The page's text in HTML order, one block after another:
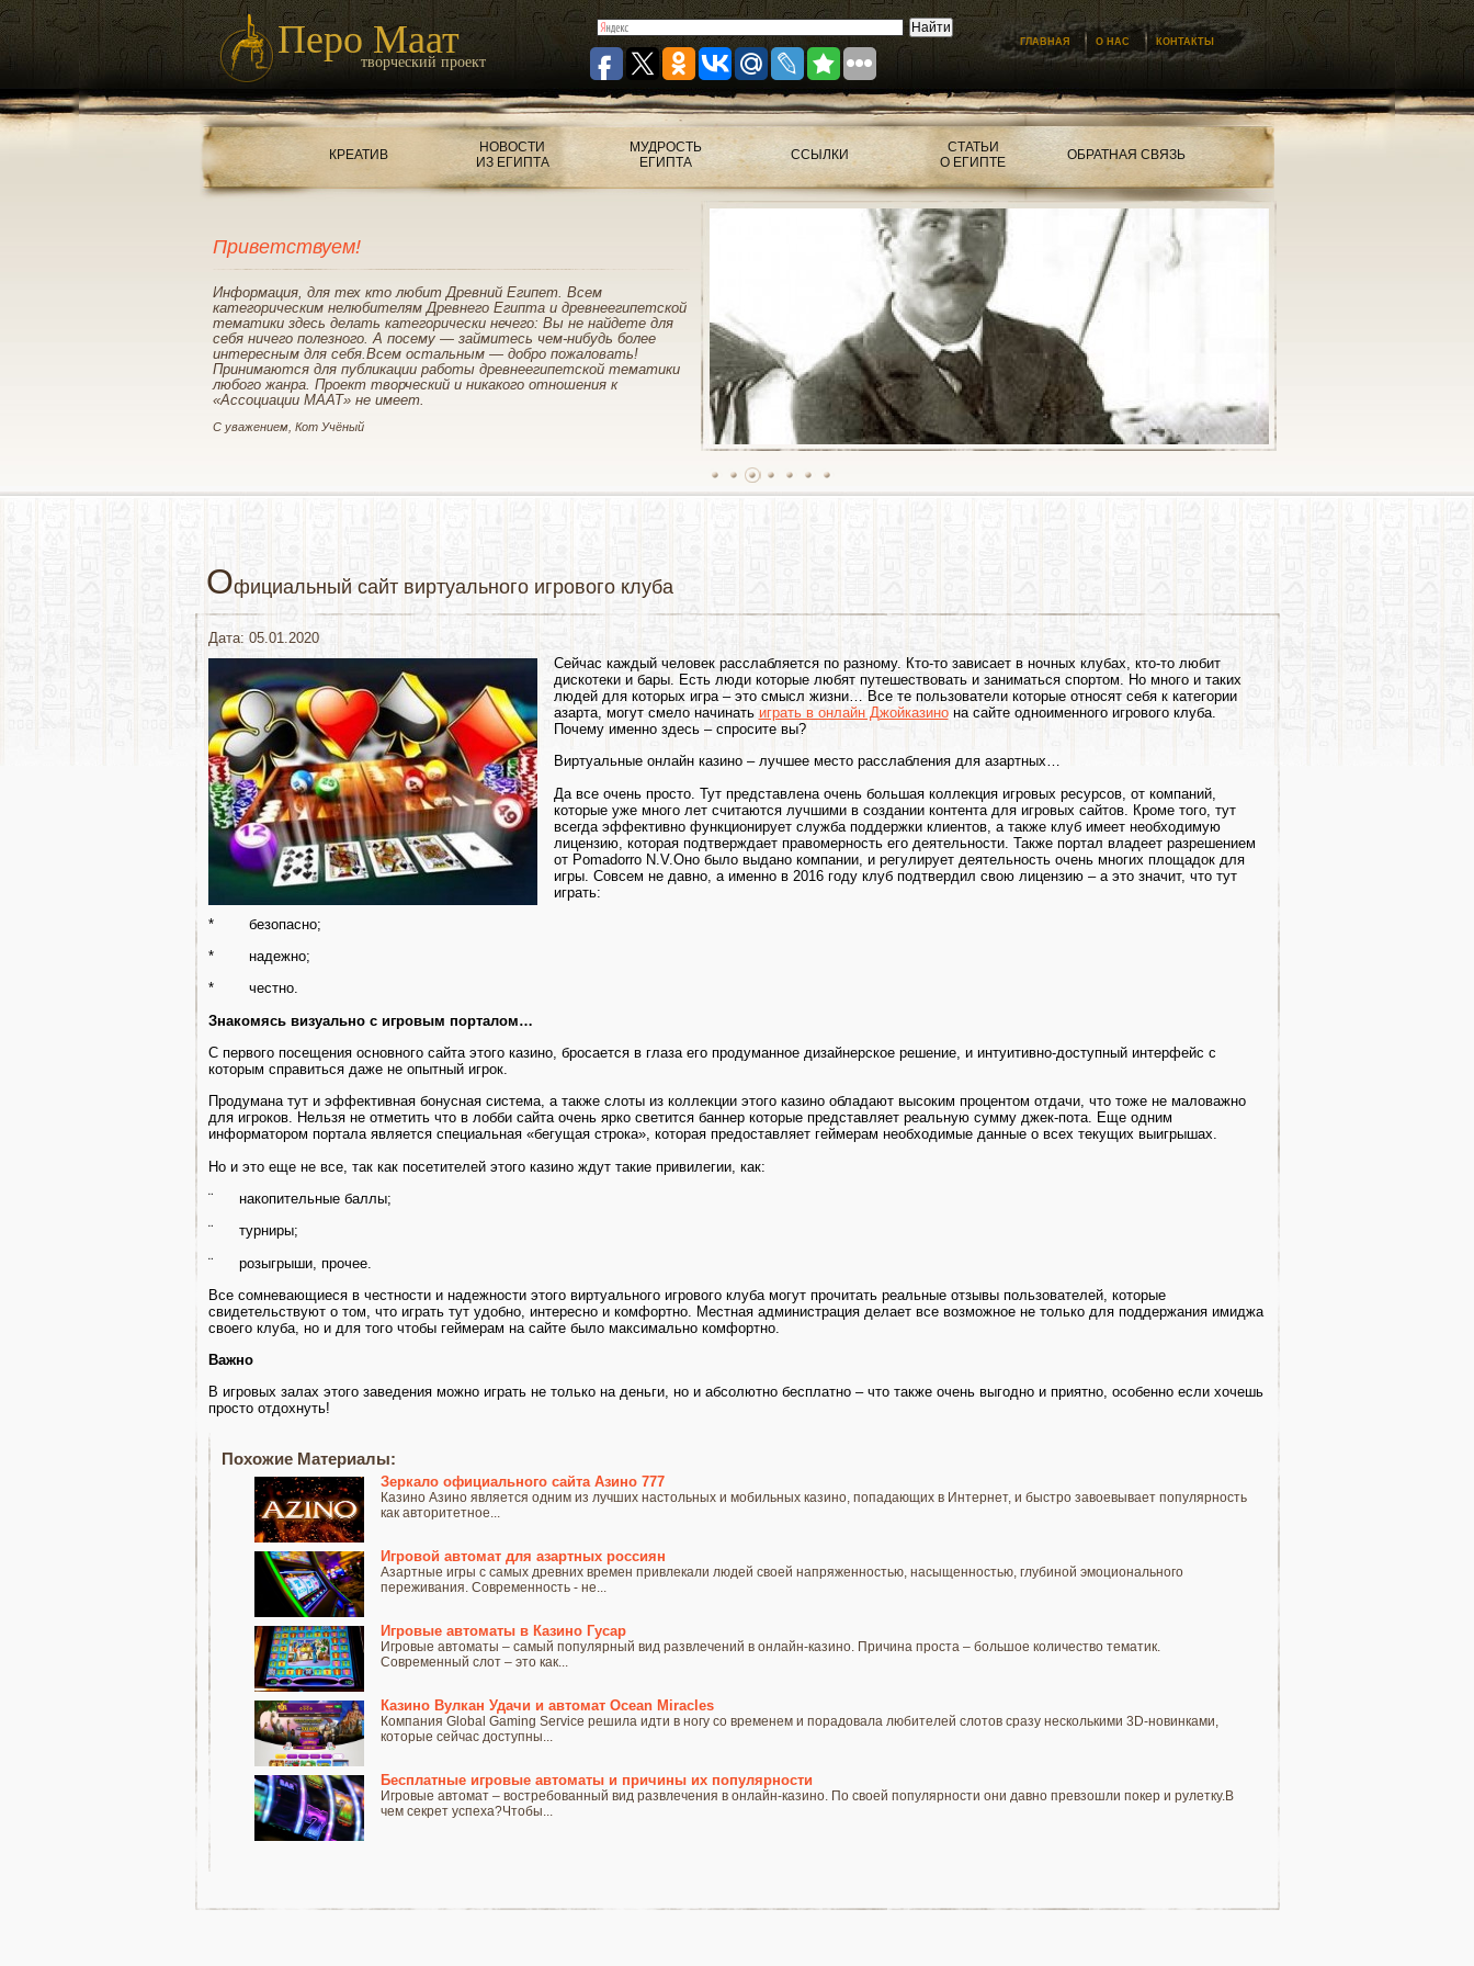
Перо Маат
творческий проект
ГЛАВНАЯ О НАС КОНТАКТЫ
КРЕАТИВ
НОВОСТИ
ИЗ ЕГИПТА
МУДРОСТЬ
ЕГИПТА
ССЫЛКИ
СТАТЬИ
О ЕГИПТЕ
ОБРАТНАЯ СВЯЗЬ
Приветствуем!
Информация, для тех кто любит Древний Египет. Всем
категорическим нелюбителям Древнего Египта и древнеегипетской
тематики здесь делать категорически нечего: Вы не найдете для
себя ничего полезного. А посему — займитесь чем-нибудь более
интересным для себя.Всем остальным — добро пожаловать!
Принимаются для публикации работы древнеегипетской тематики
любого жанра. Проект творческий и никакого отношения к
«Ассоциации МААТ» не имеет.
С уважением, Кот Учёный
1 2 3 4 5 6 7
Официальный сайт виртуального игрового клуба
Дата: 05.01.2020
Сейчас каждый человек расслабляется по разному. Кто-то зависает в ночных клубах, кто-то любит
дискотеки и бары. Есть люди которые любят путешествовать и заниматься спортом. Но много и таких
людей для которых игра – это смысл жизни… Все те пользователи которые относят себя к категории
азарта, могут смело начинать играть в онлайн Джойказинона сайте одноименного игрового клуба.
Почему именно здесь – спросите вы?
Виртуальные онлайн казино – лучшее место расслабления для азартных…
Да все очень просто. Тут представлена очень большая коллекция игровых ресурсов, от компаний,
которые уже много лет считаются лучшими в создании контента для игровых сайтов. Кроме того, тут
всегда эффективно функционирует служба поддержки клиентов, а также клуб имеет необходимую
лицензию, которая подтверждает правомерность его деятельности. Также портал владеет разрешением
от Pomadorro N.V.Оно было выдано компании, и регулирует деятельность очень многих площадок для
игры. Совсем не давно, а именно в 2016 году клуб подтвердил свою лицензию – а это значит, что тут
играть:
* безопасно;
* надежно;
* честно.
Знакомясь визуально с игровым порталом…
С первого посещения основного сайта этого казино, бросается в глаза его продуманное дизайнерское решение, и интуитивно-доступный интерфейс с
которым справиться даже не опытный игрок.
Продумана тут и эффективная бонусная система, а также слоты из коллекции этого казино обладают высоким процентом отдачи, что тоже не маловажно
для игроков. Нельзя не отметить что в лобби сайта очень ярко светится баннер которые представляет реальную сумму джек-пота. Еще одним
информатором портала является специальная «бегущая строка», которая предоставляет геймерам необходимые данные о всех текущих выигрышах.
Но и это еще не все, так как посетителей этого казино ждут такие привилегии, как:
¨ накопительные баллы;
¨ турниры;
¨ розыгрыши, прочее.
Все сомневающиеся в честности и надежности этого виртуального игрового клуба могут прочитать реальные отзывы пользователей, которые
свидетельствуют о том, что играть тут удобно, интересно и комфортно. Местная администрация делает все возможное не только для поддержания имиджа
своего клуба, но и для того чтобы геймерам на сайте было максимально комфортно.
Важно
В игровых залах этого заведения можно играть не только на деньги, но и абсолютно бесплатно – что также очень выгодно и приятно, особенно если хочешь
просто отдохнуть!
Похожие Материалы:
Зеркало официального сайта Азино 777
Казино Азино является одним из лучших настольных и мобильных казино, попадающих в Интернет, и быстро завоевывает популярность
как авторитетное...
Игровой автомат для азартных россиян
Азартные игры с самых древних времен привлекали людей своей напряженностью, насыщенностью, глубиной эмоционального
переживания. Современность - не...
Игровые автоматы в Казино Гусар
Игровые автоматы – самый популярный вид развлечений в онлайн-казино. Причина проста – большое количество тематик.
Современный слот – это как...
Казино Вулкан Удачи и автомат Ocean Miracles
Компания Global Gaming Service решила идти в ногу со временем и порадовала любителей слотов сразу несколькими 3D-новинками,
которые сейчас доступны...
Бесплатные игровые автоматы и причины их популярности
Игровые автомат – востребованный вид развлечения в онлайн-казино. По своей популярности они давно превзошли покер и рулетку.В
чем секрет успеха?Чтобы...